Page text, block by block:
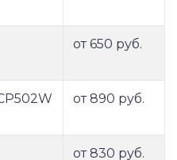
от 650 руб.
от 890 руб.
от 830 руб.